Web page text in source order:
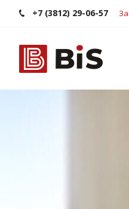
+7 (3812) 29-06-57